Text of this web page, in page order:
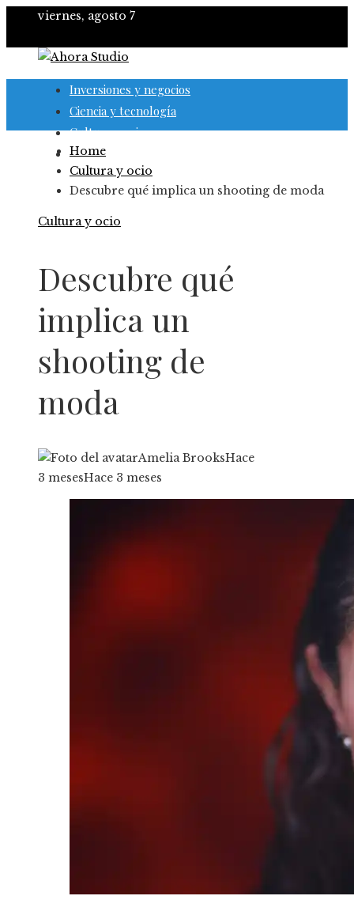
viernes, agosto 7
Inversiones y negocios
Ciencia y tecnología
Cultura y ocio
Responsabilidad social
Home
Cultura y ocio
Descubre qué implica un shooting de moda
Cultura y ocio
Descubre qué
implica un
shooting de
moda
Amelia BrooksHace
3 mesesHace 3 meses